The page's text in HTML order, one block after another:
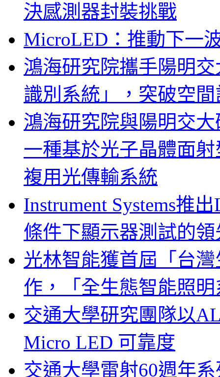
決感測器封裝挑戰
MicroLED：推動下一
鴻海研究院攜手陽明
識別系統」，突破空
鴻海研究院與陽明交
一種基於光子晶體面
複用光傳輸系統
Instrument Systems推
條件下顯示器測試的
光林智能獲首屆「台
作，「全生態智能照
交通大學研究團隊以
Micro LED 可靠度
交通大學雷射60週年